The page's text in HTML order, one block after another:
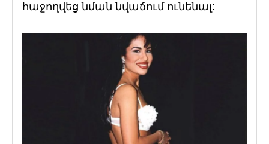
հաջողվեց նման նվաճում ունենալ: